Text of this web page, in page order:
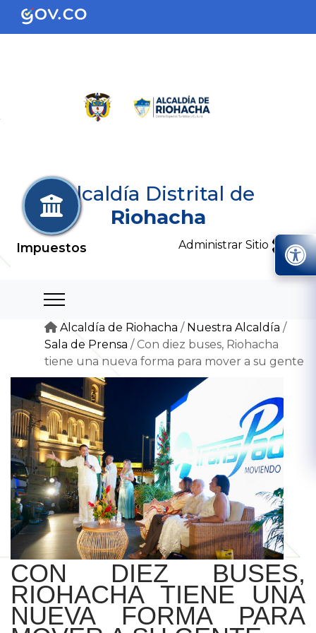
Alcaldía Distrital de
Riohacha
Administrar Sitio
Alcaldía de Riohacha / Nuestra Alcaldía /
Sala de Prensa / Con diez buses, Riohacha
tiene una nueva forma para mover a su gente
CON DIEZ BUSES,
RIOHACHA TIENE UNA
NUEVA FORMA PARA
Impuestos